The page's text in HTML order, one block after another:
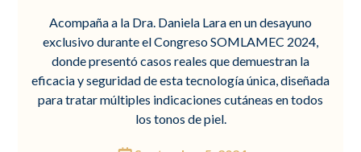
Acompaña a la Dra. Daniela Lara en un desayuno
exclusivo durante el Congreso SOMLAMEC 2024,
donde presentó casos reales que demuestran la
eficacia y seguridad de esta tecnología única, diseñada
para tratar múltiples indicaciones cutáneas en todos
los tonos de piel.